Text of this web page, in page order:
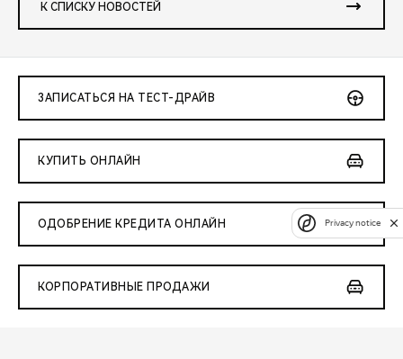
К СПИСКУ НОВОСТЕЙ
ЗАПИСАТЬСЯ НА ТЕСТ-ДРАЙВ
КУПИТЬ ОНЛАЙН
ОДОБРЕНИЕ КРЕДИТА ОНЛАЙН
КОРПОРАТИВНЫЕ ПРОДАЖИ
Privacy notice